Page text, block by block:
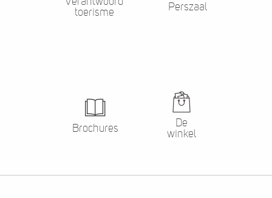
toerisme
Perszaal
Brochures
De
winkel